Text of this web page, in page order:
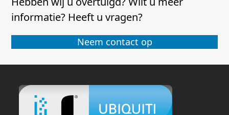
informatie? Heeft u vragen?
Neem contact op